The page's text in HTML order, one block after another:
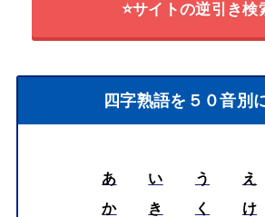
⭐サイトの逆引き検
四字熟語を５０音別
あ い う え
か
き く け